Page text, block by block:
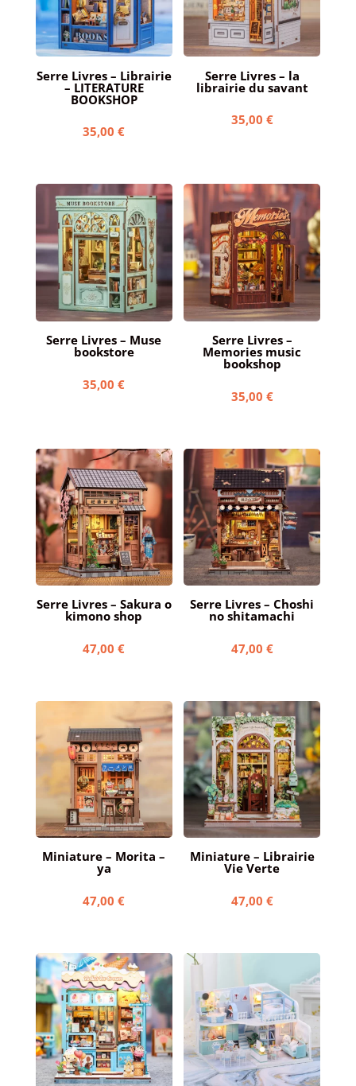
Serre Livres – Librairie
– LITERATURE
BOOKSHOP
35,00€
Serre Livres – la
librairie du savant
35,00 €
Serre Livres – Muse
bookstore
35,00€
Serre Livres –
Memories music
bookshop
35,00 €
Serre Livres – Sakura o
kimono shop
47,00€
Serre Livres – Choshi
no shitamachi
47,00 €
Miniature – Morita –
ya
47,00€
Miniature – Librairie
Vie Verte
47,00 €